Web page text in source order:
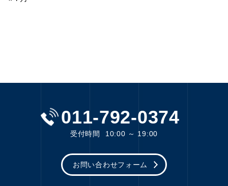
011-792-0374
受付時間 10:00 ～ 19:00
お問い合わせフォーム